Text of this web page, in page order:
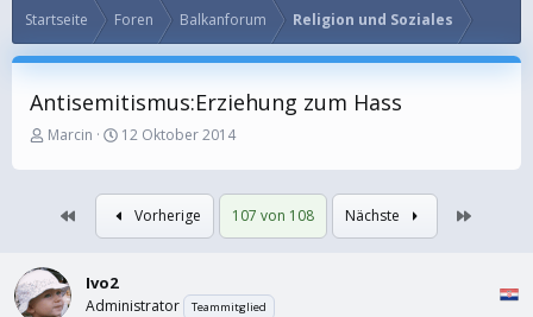
Startseite Foren Balkanforum Religion und Soziales
Antisemitismus:Erziehung zum Hass
E
s
e
r
Marcin
E
s
t
e
l
a
12 Oktober 2014
Vorherige 107 von 108 Nächste
Ivo2
Administrator Teammitglied